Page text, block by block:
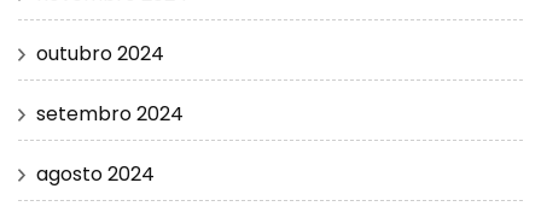
outubro 2024
setembro 2024
agosto 2024